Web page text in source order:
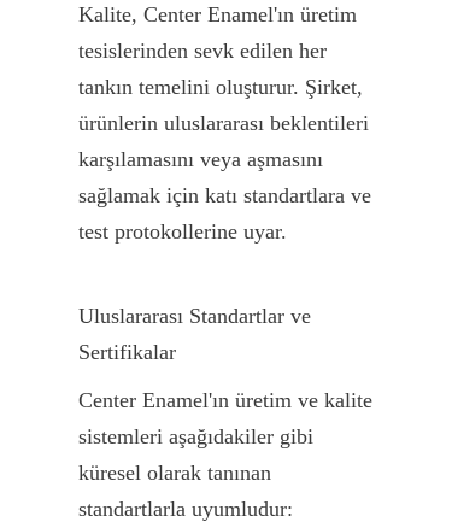
Kalite, Center Enamel'ın üretim
tesislerinden sevk edilen her
tankın temelini oluşturur. Şirket,
ürünlerin uluslararası beklentileri
karşılamasını veya aşmasını
sağlamak için katı standartlara ve
test protokollerine uyar.
Uluslararası Standartlar ve
Sertifikalar
Center Enamel'ın üretim ve kalite
sistemleri aşağıdakiler gibi
küresel olarak tanınan
standartlarla uyumludur: